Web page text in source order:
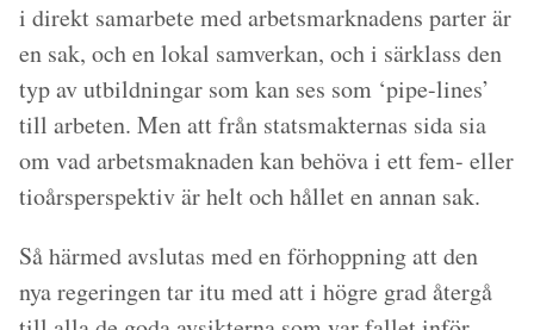
i direkt samarbete med arbetsmarknadens parter är
en sak, och en lokal samverkan, och i särklass den
typ av utbildningar som kan ses som ‘pipe-lines’
till arbeten. Men att från statsmakternas sida sia
om vad arbetsmaknaden kan behöva i ett fem- eller
tioårsperspektiv är helt och hållet en annan sak.
Så härmed avslutas med en förhoppning att den
nya regeringen tar itu med att i högre grad återgå